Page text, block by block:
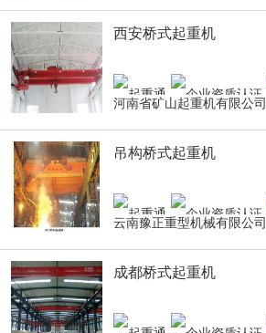
西安桥式起重机
河南省矿山起重机有限公司
吊构桥式起重机
云南豫正重型机械有限公司
成都桥式起重机